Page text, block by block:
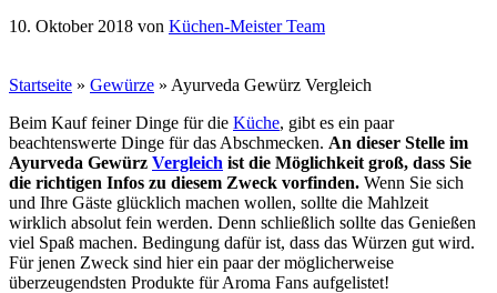
10. Oktober 2018 von Küchen-Meister Team
Startseite » Gewürze » Ayurveda Gewürz Vergleich
Beim Kauf feiner Dinge für die Küche, gibt es ein paar
beachtenswerte Dinge für das Abschmecken. An dieser Stelle im
Ayurveda Gewürz Vergleich ist die Möglichkeit groß, dass Sie
die richtigen Infos zu diesem Zweck vorfinden. Wenn Sie sich
und Ihre Gäste glücklich machen wollen, sollte die Mahlzeit
wirklich absolut fein werden. Denn schließlich sollte das Genießen
viel Spaß machen. Bedingung dafür ist, dass das Würzen gut wird.
Für jenen Zweck sind hier ein paar der möglicherweise
überzeugendsten Produkte für Aroma Fans aufgelistet!